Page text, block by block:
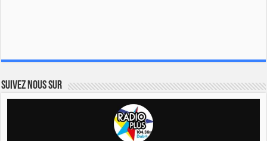
Suivez nous sur